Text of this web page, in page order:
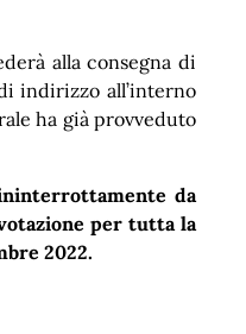
alla consegna di
indirizzo all’interno
ha già provveduto
da
per tutta la
2022.